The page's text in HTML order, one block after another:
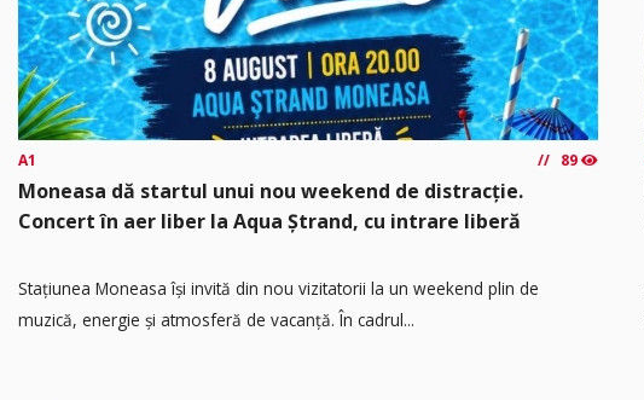
A1 89
Moneasa dă startul unui nou weekend de distracție.
Concert în aer liber la Aqua Ștrand, cu intrare liberă
Stațiunea Moneasa își invită din nou vizitatorii la un weekend plin de
muzică, energie și atmosferă de vacanță. În cadrul...